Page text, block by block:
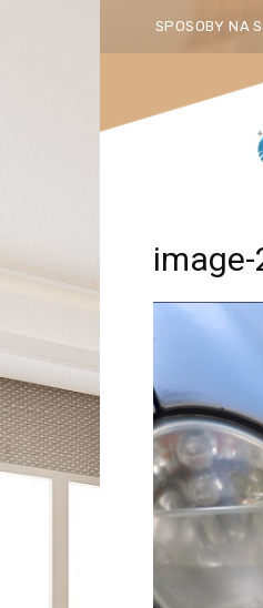
SPOSOBY NA
image-